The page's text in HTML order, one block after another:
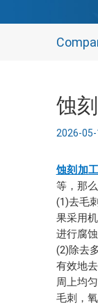
蚀
2026-05-
蚀刻加工
等，那
(1)去毛
果采用
进行腐
(2)除去
有效地
周上均
毛刺，